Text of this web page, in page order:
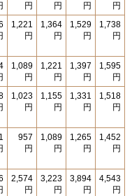
円
円
円
円
1,221
円
1,364
円
1,529
円
1,738
円
1,089
円
1,221
円
1,397
円
1,595
円
1,023
円
1,155
円
1,331
円
1,518
円
957
円
1,089
円
1,265
円
1,452
円
2,574
円
3,223
円
3,894
円
4,543
円